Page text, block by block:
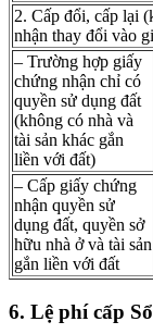
2. Cấp đổi, cấp lại
nhận thay đổi vào
– Trường hợp giấy
chứng nhận chỉ có
quyền sử dụng đất
(không có nhà và
tài sản khác gắn
liền với đất)
– Cấp giấy chứng
nhận quyền sử
dụng đất, quyền sở
hữu nhà ở và tài sản
gắn liền với đất
6. Lệ phí cấp